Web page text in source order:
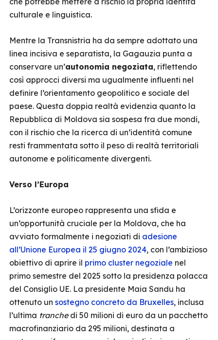
culturale e linguistica.
Mentre la Transnistria ha da sempre adottato una
linea incisiva e separatista, la Gagauzia punta a
conservare un’autonomia negoziata, riflettendo
così approcci diversi ma ugualmente influenti nel
definire l’orientamento geopolitico e sociale del
paese. Questa doppia realtà evidenzia quanto la
Repubblica di Moldova sia sospesa fra due mondi,
con il rischio che la ricerca di un’identità comune
resti frammentata sotto il peso di realtà territoriali
autonome e politicamente divergenti.
Verso l’Europa
L’orizzonte europeo rappresenta una sfida e
un’opportunità cruciale per la Moldova, che ha
avviato formalmente i negoziati di adesione
all’Unione Europea il 25 giugno 2024, con l’ambizioso
obiettivo di aprire il primo cluster negoziale nel
primo semestre del 2025 sotto la presidenza polacca
del Consiglio UE. La presidente Maia Sandu ha
ottenuto un sostegno concreto da Bruxelles, inclusa
l’ultima tranchedi 50 milioni di euro da un pacchetto
macrofinanziario da 295 milioni, destinata a